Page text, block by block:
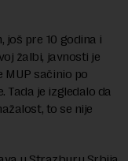
još pre 10 godina i
žalbi, javnosti je
MUP sačinio po
Tada je izgledalo da
to se nije